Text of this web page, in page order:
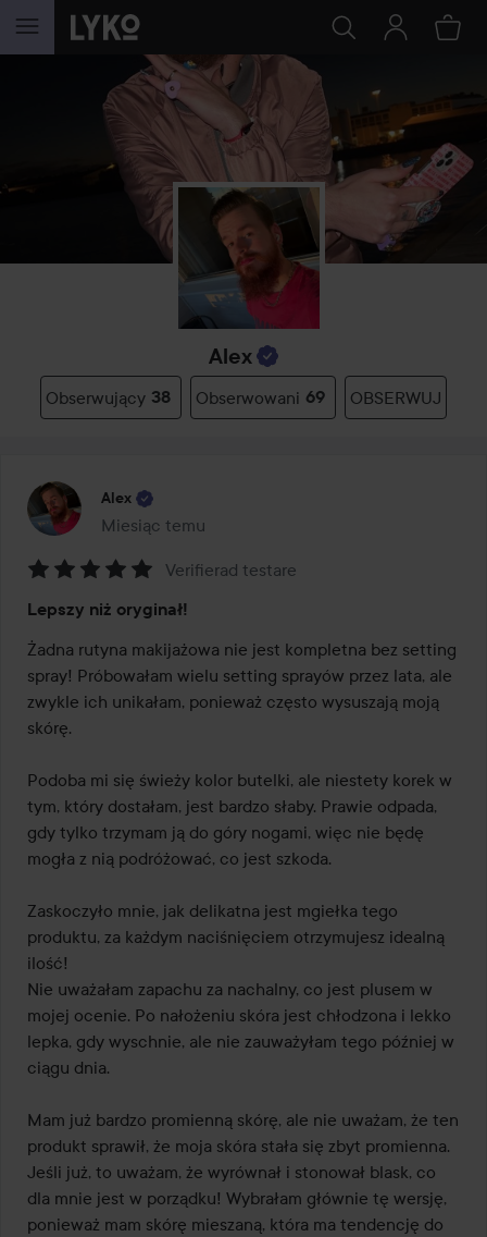
PRZEJDŹ DO TREŚCI
Alex
Obserwujący 38 Obserwowani 69 OBSERWUJ
Alex
Miesiąc temu
Post został utworzony Miesiąc temu
5
z
5
Verifierad testare
Lepszy niż oryginał!
Żadna rutyna makijażowa nie jest kompletna bez setting
spray! Próbowałam wielu setting sprayów przez lata, ale
zwykle ich unikałam, ponieważ często wysuszają moją
skórę.
Podoba mi się świeży kolor butelki, ale niestety korek w
tym, który dostałam, jest bardzo słaby. Prawie odpada,
gdy tylko trzymam ją do góry nogami, więc nie będę
mogła z nią podróżować, co jest szkoda.
Zaskoczyło mnie, jak delikatna jest mgiełka tego
produktu, za każdym naciśnięciem otrzymujesz idealną
ilość!
Nie uważałam zapachu za nachalny, co jest plusem w
mojej ocenie. Po nałożeniu skóra jest chłodzona i lekko
lepka, gdy wyschnie, ale nie zauważyłam tego później w
ciągu dnia.
Mam już bardzo promienną skórę, ale nie uważam, że ten
produkt sprawił, że moja skóra stała się zbyt promienna.
Jeśli już, to uważam, że wyrównał i stonował blask, co
dla mnie jest w porządku! Wybrałam głównie tę wersję,
ponieważ mam skórę mieszaną, która ma tendencję do